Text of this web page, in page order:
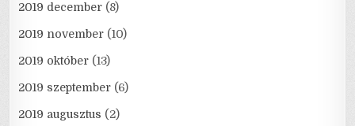
2019 december (8)
2019 november (10)
2019 október (13)
2019 szeptember (6)
2019 augusztus (2)